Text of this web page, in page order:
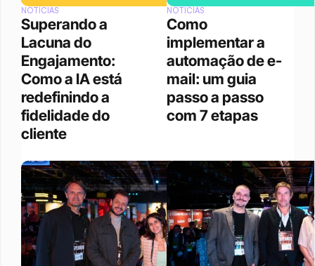
NOTÍCIAS
Superando a
Lacuna do
Engajamento:
Como a IA está
redefinindo a
fidelidade do
cliente
NOTÍCIAS
Como
implementar a
automação de e-
mail: um guia
passo a passo
com 7 etapas